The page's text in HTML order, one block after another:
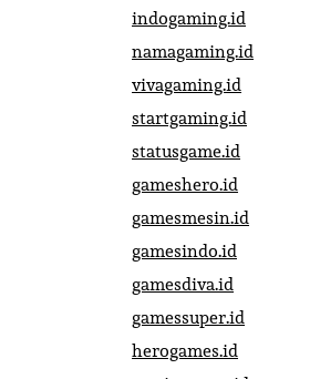
indogaming.id
namagaming.id
vivagaming.id
startgaming.id
statusgame.id
gameshero.id
gamesmesin.id
gamesindo.id
gamesdiva.id
gamessuper.id
herogames.id